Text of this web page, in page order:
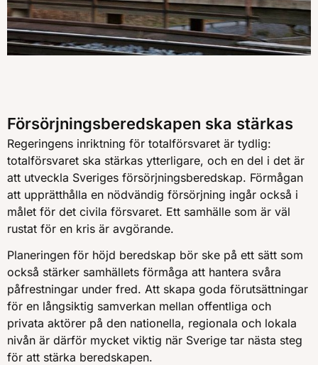
Försörjningsberedskapen ska stärkas
Regeringens inriktning för totalförsvaret är tydlig:
totalförsvaret ska stärkas ytterligare, och en del i det är
att utveckla Sveriges försörjningsberedskap. Förmågan
att upprätthålla en nödvändig försörjning ingår också i
målet för det civila försvaret. Ett samhälle som är väl
rustat för en kris är avgörande.
Planeringen för höjd beredskap bör ske på ett sätt som
också stärker samhällets förmåga att hantera svåra
påfrestningar under fred. Att skapa goda förutsättningar
för en långsiktig samverkan mellan offentliga och
privata aktörer på den nationella, regionala och lokala
nivån är därför mycket viktig när Sverige tar nästa steg
för att stärka beredskapen.